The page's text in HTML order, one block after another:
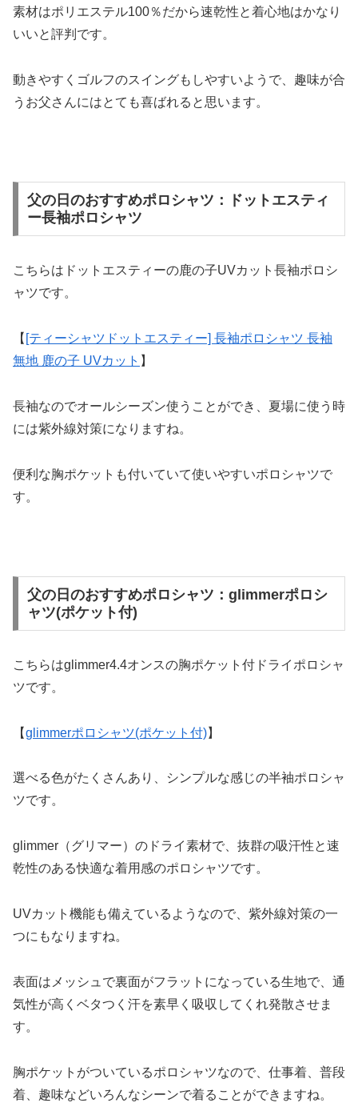
素材はポリエステル100％だから速乾性と着心地はかなり
いいと評判です。
動きやすくゴルフのスイングもしやすいようで、趣味が合
うお父さんにはとても喜ばれると思います。
父の日のおすすめポロシャツ：ドットエスティ
ー長袖ポロシャツ
こちらはドットエスティーの鹿の子UVカット長袖ポロシ
ャツです。
【 [ティーシャツドットエスティー] 長袖ポロシャツ 長袖
無地 鹿の子 UVカット 】
長袖なのでオールシーズン使うことができ、夏場に使う時
には紫外線対策になりますね。
便利な胸ポケットも付いていて使いやすいポロシャツで
す。
父の日のおすすめポロシャツ：glimmerポロシ
ャツ(ポケット付)
こちらはglimmer4.4オンスの胸ポケット付ドライポロシャ
ツです。
【glimmerポロシャツ(ポケット付)】
選べる色がたくさんあり、シンプルな感じの半袖ポロシャ
ツです。
glimmer（グリマー）のドライ素材で、抜群の吸汗性と速
乾性のある快適な着用感のポロシャツです。
UVカット機能も備えているようなので、紫外線対策の一
つにもなりますね。
表面はメッシュで裏面がフラットになっている生地で、通
気性が高くベタつく汗を素早く吸収してくれ発散させま
す。
胸ポケットがついているポロシャツなので、仕事着、普段
着、趣味などいろんなシーンで着ることができますね。